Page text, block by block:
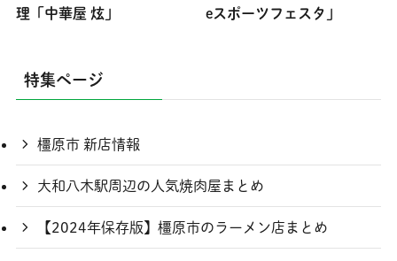
理「中華屋 炫」
eスポーツフェスタ」
特集ページ
橿原市 新店情報
大和八木駅周辺の人気焼肉屋まとめ
【2024年保存版】橿原市のラーメン店まとめ